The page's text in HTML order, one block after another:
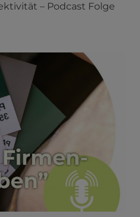
– Podcast Folge